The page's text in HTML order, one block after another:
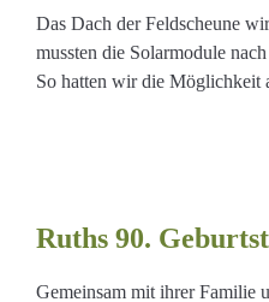
Das Dach der Feldscheune
mussten die Solarmodule
So hatten wir die Möglichkeit
Ruths 90.
Gemeinsam mit ihrer Familie